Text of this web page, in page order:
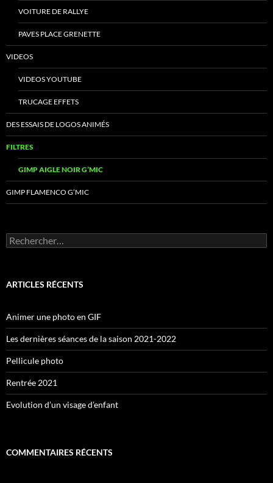
VOITURE DE RALLYE
PAVES PLACE GRENETTE
VIDEOS
VIDEOS YOUTUBE
TRUCAGE EFFETS
DES ESSAIS DE LOGOS ANIMÉS
FILTRES
GIMP AIGLE NOIR G’MIC
GIMP FLAMENCO G’MIC
Rechercher :
ARTICLES RÉCENTS
Animer une photo en GIF
Les dernières séances de la saison 2021-2022
Pellicule photo
Rentrée 2021
Evolution d’un visage d’enfant
COMMENTAIRES RÉCENTS